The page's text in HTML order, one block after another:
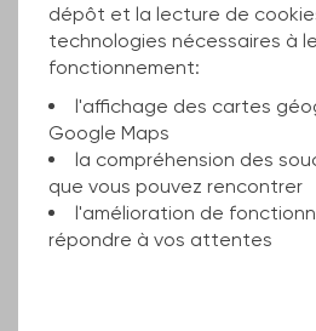
dépôt et la lecture de
technologies nécessaires à
fonctionnement:
l'affichage des cartes
Google Maps
la compréhension des
que vous pouvez rencontrer
l'amélioration de
répondre à vos attentes